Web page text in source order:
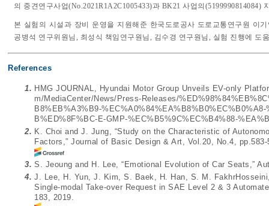
의 중견연구사업(No.2021R1A2C1005433)과 BK21 사업의(5199990814084)
본 실험의 시설과 장비 운영을 지원해준 한국도로공사 도로교통연구원 이
공병석 연구위원님, 최성식 책임연구원님, 김수경 연구원님, 실험 진행에 도
References
1. HMG JOURNAL, Hyundai Motor Group Unveils EV-only
m/MediaCenter/News/Press-Releases/
B8%EB%A3%B9-
B%ED%8F%BC-E-GMP-%EC%B5%9C%EC%B4%88-
2. K. Choi and J. Jung, “Study on the Characteristic of
Factors,” Journal of Basic Design & Art, Vol.20, No.4,
3. S. Jeoung and H. Lee, “Emotional Evolution of Car Seats,”
4. J. Lee, H. Yun, J. Kim, S. Baek, H. Han, S. M.
Single-modal Take-over Request in SAE Level 2 & 3
183, 2019.